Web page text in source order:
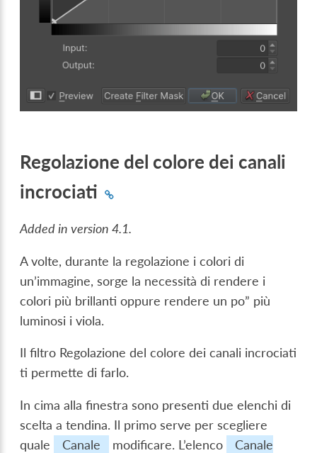
Regolazione del colore dei canali
incrociati
Added in version 4.1.
A volte, durante la regolazione i colori di
un’immagine, sorge la necessità di rendere i
colori più brillanti oppure rendere un po” più
luminosi i viola.
Il filtro Regolazione del colore dei canali incrociati
ti permette di farlo.
In cima alla finestra sono presenti due elenchi di
scelta a tendina. Il primo serve per scegliere
quale
Canale modificare. L’elenco
Canale